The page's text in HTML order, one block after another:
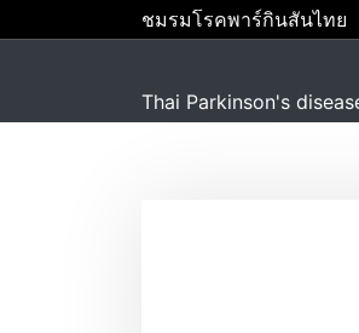
k
t
ชมรมโรคพาร์กินสันไทย
Thai Parkinson's